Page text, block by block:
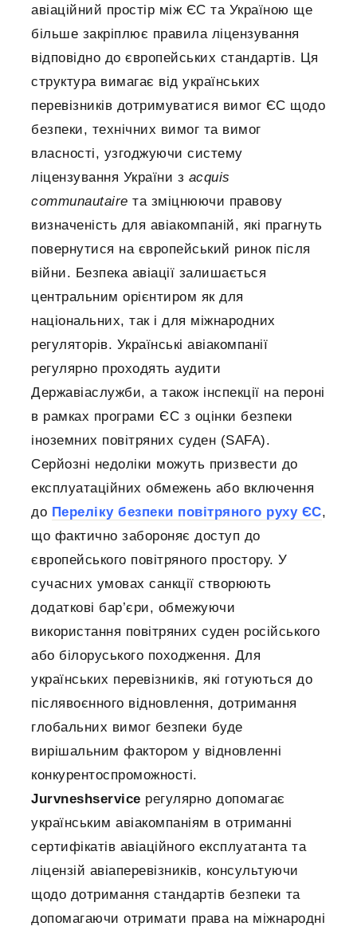
авіаційний простір між ЄС та Україною ще
більше закріплює правила ліцензування
відповідно до європейських стандартів. Ця
структура вимагає від українських
перевізників дотримуватися вимог ЄС щодо
безпеки, технічних вимог та вимог
власності, узгоджуючи систему
ліцензування України з acquis
communautaire та зміцнюючи правову
визначеність для авіакомпаній, які прагнуть
повернутися на європейський ринок після
війни. Безпека авіації залишається
центральним орієнтиром як для
національних, так і для міжнародних
регуляторів. Українські авіакомпанії
регулярно проходять аудити
Державіаслужби, а також інспекції на пероні
в рамках програми ЄС з оцінки безпеки
іноземних повітряних суден (SAFA).
Серйозні недоліки можуть призвести до
експлуатаційних обмежень або включення
до Переліку безпеки повітряного руху ЄС,
що фактично забороняє доступ до
європейського повітряного простору. У
сучасних умовах санкції створюють
додаткові бар’єри, обмежуючи
використання повітряних суден російського
або білоруського походження. Для
українських перевізників, які готуються до
післявоєнного відновлення, дотримання
глобальних вимог безпеки буде
вирішальним фактором у відновленні
конкурентоспроможності.
Jurvneshservice регулярно допомагає
українським авіакомпаніям в отриманні
сертифікатів авіаційного експлуатанта та
ліцензій авіаперевізників, консультуючи
щодо дотримання стандартів безпеки та
допомагаючи отримати права на міжнародні